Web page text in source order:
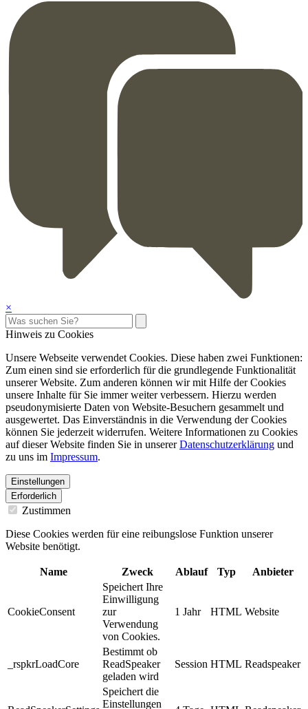
×
Hinweis zu Cookies
Unsere Webseite verwendet Cookies. Diese haben zwei Funktionen:
Zum einen sind sie erforderlich für die grundlegende Funktionalität
unserer Website. Zum anderen können wir mit Hilfe der Cookies
unsere Inhalte für Sie immer weiter verbessern. Hierzu werden
pseudonymisierte Daten von Website-Besuchern gesammelt und
ausgewertet. Das Einverständnis in die Verwendung der Cookies
können Sie jederzeit widerrufen. Weitere Informationen zu Cookies
auf dieser Website finden Sie in unsererDatenschutzerklärung und
zu uns im Impressum.
Einstellungen
Erforderlich
Zustimmen
Diese Cookies werden für eine reibungslose Funktion unserer
Website benötigt.
Name Zweck Ablauf Typ Anbieter
CookieConsent
Speichert Ihre
Einwilligung
zur
Verwendung
von Cookies.
1 Jahr HTML Website
_rspkrLoadCore
Bestimmt ob
ReadSpeaker
geladen wird
Session HTML Readspeaker
Speichert die
Einstellungen